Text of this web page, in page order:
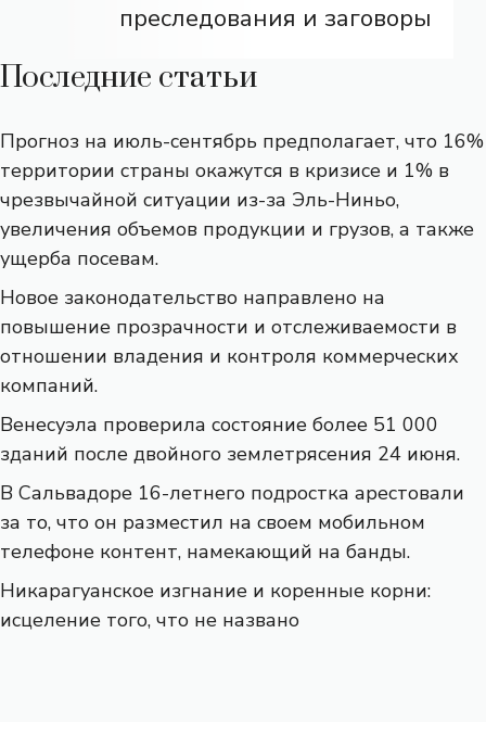
преследования и заговоры
Последние статьи
Прогноз на июль-сентябрь предполагает, что 16%
территории страны окажутся в кризисе и 1% в
чрезвычайной ситуации из-за Эль-Ниньо,
увеличения объемов продукции и грузов, а также
ущерба посевам.
Новое законодательство направлено на
повышение прозрачности и отслеживаемости в
отношении владения и контроля коммерческих
компаний.
Венесуэла проверила состояние более 51 000
зданий после двойного землетрясения 24 июня.
В Сальвадоре 16-летнего подростка арестовали
за то, что он разместил на своем мобильном
телефоне контент, намекающий на банды.
Никарагуанское изгнание и коренные корни:
исцеление того, что не названо